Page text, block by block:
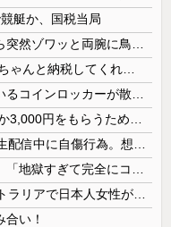
艇か、国税当局
い！